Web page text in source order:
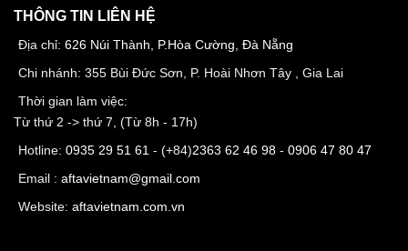
THÔNG TIN LIÊN HỆ
Địa chỉ: 626 Núi Thành, P.Hòa Cường, Đà Nẵng
Chi nhánh: 355 Bùi Đức Sơn, P. Hoài Nhơn Tây , Gia Lai
Thời gian làm việc:
Từ thứ 2 -> thứ 7, (Từ 8h - 17h)
Hotline: 0935 29 51 61 - (+84)2363 62 46 98 - 0906 47 80 47
Email : aftavietnam@gmail.com
Website: aftavietnam.com.vn